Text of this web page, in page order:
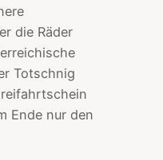
die Räder
Totschnig
Ende nur den